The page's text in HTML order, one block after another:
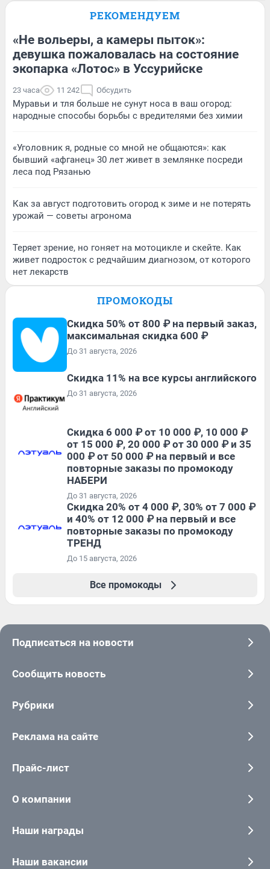
РЕКОМЕНДУЕМ
«Не вольеры, а камеры пыток»:
девушка пожаловалась на состояние
экопарка «Лотос» в Уссурийске
23 часа 11 242 Обсудить
Муравьи и тля больше не сунут носа в ваш огород:
народные способы борьбы с вредителями без химии
«Уголовник я, родные со мной не общаются»: как
бывший «афганец» 30 лет живет в землянке посреди
леса под Рязанью
Как за август подготовить огород к зиме и не потерять
урожай — советы агронома
Теряет зрение, но гоняет на мотоцикле и скейте. Как
живет подросток с редчайшим диагнозом, от которого
нет лекарств
ПРОМОКОДЫ
Скидка 50% от 800 ₽ на первый заказ,
максимальная скидка 600 ₽
До 31 августа, 2026
Скидка 11% на все курсы английского
До 31 августа, 2026
Скидка 6 000 ₽ от 10 000 ₽, 10 000 ₽
от 15 000 ₽, 20 000 ₽ от 30 000 ₽ и 35
000 ₽ от 50 000 ₽ на первый и все
повторные заказы по промокоду
НАБЕРИ
До 31 августа, 2026
Скидка 20% от 4 000 ₽, 30% от 7 000 ₽
и 40% от 12 000 ₽ на первый и все
повторные заказы по промокоду
ТРЕНД
До 15 августа, 2026
Все промокоды
Подписаться на новости
Сообщить новость
Рубрики
Реклама на сайте
Прайс-лист
О компании
Наши награды
Наши вакансии